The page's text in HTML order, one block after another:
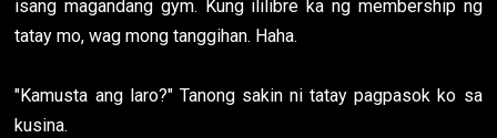
isang magandang gym. Kung ililibre ka ng membership ng
tatay mo, wag mong tanggihan. Haha.
"Kamusta ang laro?" Tanong sakin ni tatay pagpasok ko sa
kusina.